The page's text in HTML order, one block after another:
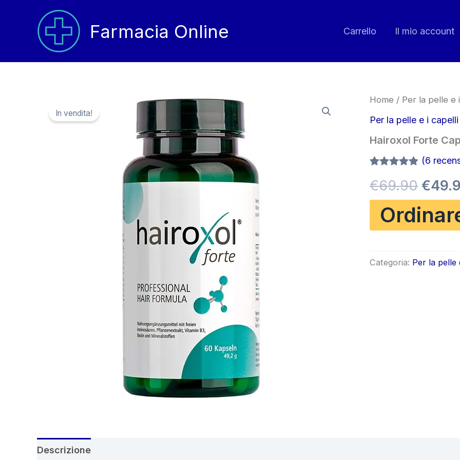
contenuto
Farmacia Online Carrello Il mio account
In vendita!
Home / Per la pelle e
Per la pelle e i
Hairoxol Forte
4.80su 5
su base
di
recensioni
(6
€69.90 Il
€
Categoria: Per la pelle
Descrizione